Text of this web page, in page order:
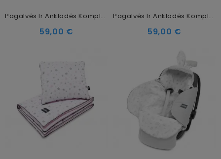
Pagalvės Ir Anklodės Komplektas Secret Forest, 75 X 100 Cm
59,00 €
Pagalvės Ir Anklodės Komplektas Star Copse, 75x100 Cm
59,00 €